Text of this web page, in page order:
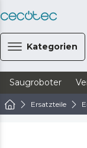
Kategorien
Saugroboter
Ersatzteile